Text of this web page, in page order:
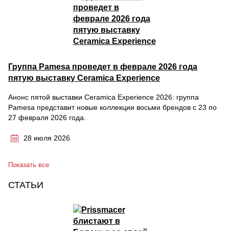
Группа Pamesa проведет в феврале 2026 года
пятую выставку Ceramica Experience
Анонс пятой выставки Ceramica Experience 2026: группа
Pamesa представит новые коллекции восьми брендов с 23 по
27 февраля 2026 года.
28 июля 2026
Показать все
СТАТЬИ